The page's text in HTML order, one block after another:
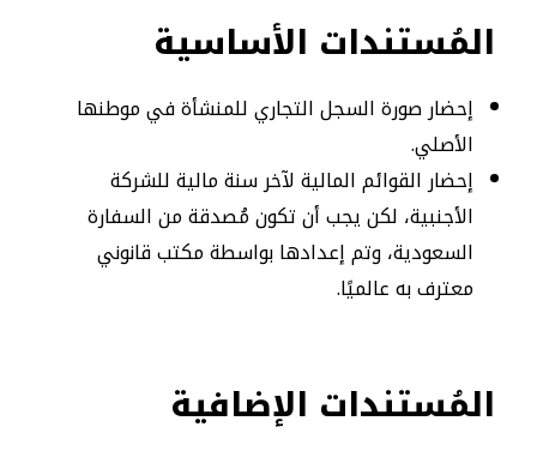
المُستندات الأساسية
إحضار صورة السجل التجاري للمنشأة في موطنها
الأصلي.
إحضار القوائم المالية لآخر سنة مالية للشركة
الأجنبية، لكن يجب أن تكون مُصدقة من السفارة
السعودية، وتم إعدادها بواسطة مكتب قانوني
معترف به عالميًا.
المُستندات الإضافية